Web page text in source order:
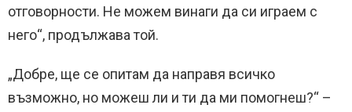
отговорности. Не можем винаги да си играем с
него“, продължава той.
„Добре, ще се опитам да направя всичко
възможно, но можеш ли и ти да ми помогнеш?“ –